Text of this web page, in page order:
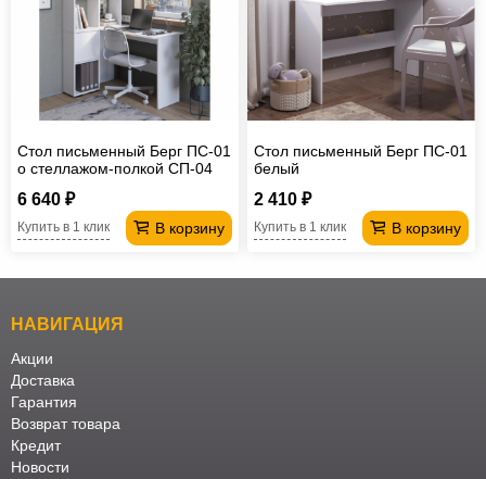
Стол письменный Берг ПС-01
о стеллажом-полкой СП-04
6 640 ₽
В корзину
Купить в 1 клик
Стол письменный Берг ПС-01
белый
2 410 ₽
В корзину
Купить в 1 клик
НАВИГАЦИЯ
Акции
Доставка
Гарантия
Возврат товара
Кредит
Новости